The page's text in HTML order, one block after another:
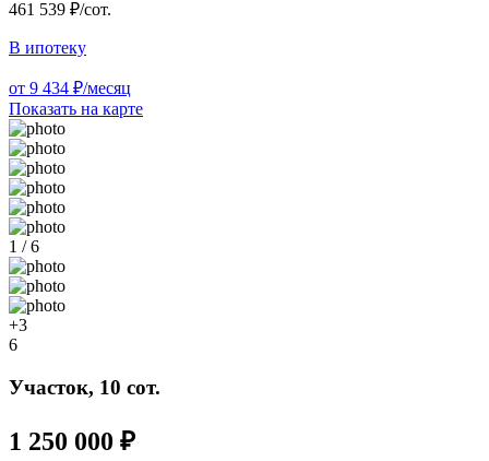
461 539 ₽/сот.
В ипотеку
от 9 434 ₽/месяц
Показать на карте
1 / 6
+3
6
Участок, 10 сот.
1 250 000 ₽